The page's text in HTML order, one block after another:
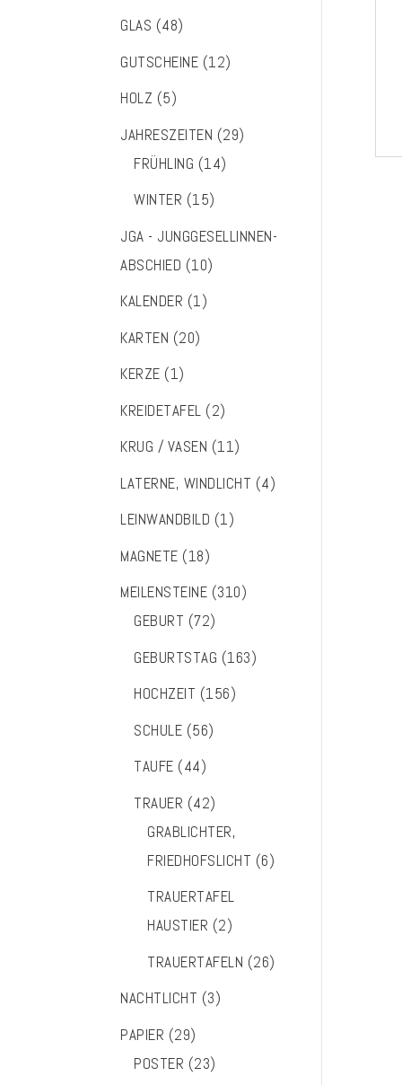
GLAS (48)
GUTSCHEINE (12)
HOLZ (5)
JAHRESZEITEN (29)
FRÜHLING (14)
WINTER (15)
JGA - JUNGGESELLINNEN-
ABSCHIED (10)
KALENDER (1)
KARTEN (20)
KERZE (1)
KREIDETAFEL (2)
KRUG / VASEN (11)
LATERNE, WINDLICHT (4)
LEINWANDBILD (1)
MAGNETE (18)
MEILENSTEINE (310)
GEBURT (72)
GEBURTSTAG (163)
HOCHZEIT (156)
SCHULE (56)
TAUFE (44)
TRAUER (42)
GRABLICHTER,
FRIEDHOFSLICHT (6)
TRAUERTAFEL
HAUSTIER (2)
TRAUERTAFELN (26)
NACHTLICHT (3)
PAPIER (29)
POSTER (23)